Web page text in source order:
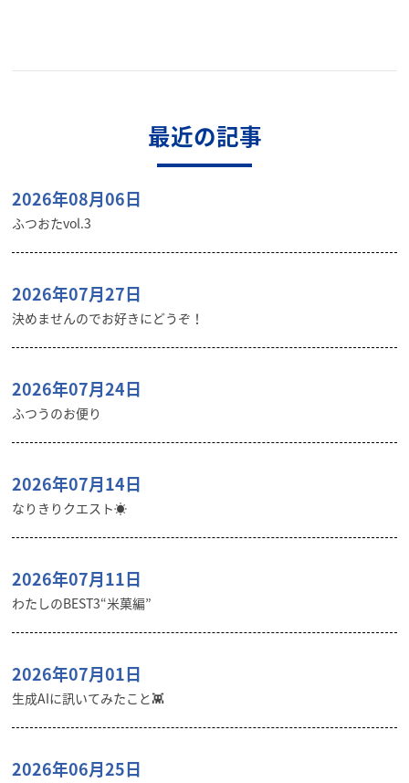
最近の記事
2026年08月06日
ふつおたvol.3
2026年07月27日
決めませんのでお好きにどうぞ！
2026年07月24日
ふつうのお便り
2026年07月14日
なりきりクエスト☀️
2026年07月11日
わたしのBEST3“米菓編”
2026年07月01日
生成AIに訊いてみたこと👾
2026年06月25日